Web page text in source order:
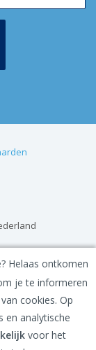
Helaas ontkomen
je te informeren
cookies. Op
en analytische
voor het